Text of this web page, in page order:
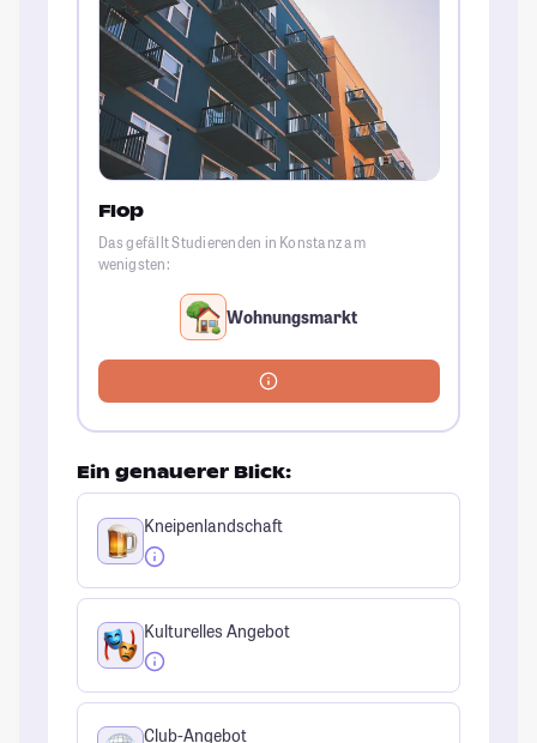
Flop
Das gefällt Studierenden in Konstanz am
wenigsten:
Wohnungsmarkt
Ein genauerer Blick:
Kneipenlandschaft
Kulturelles Angebot
Club-Angebot